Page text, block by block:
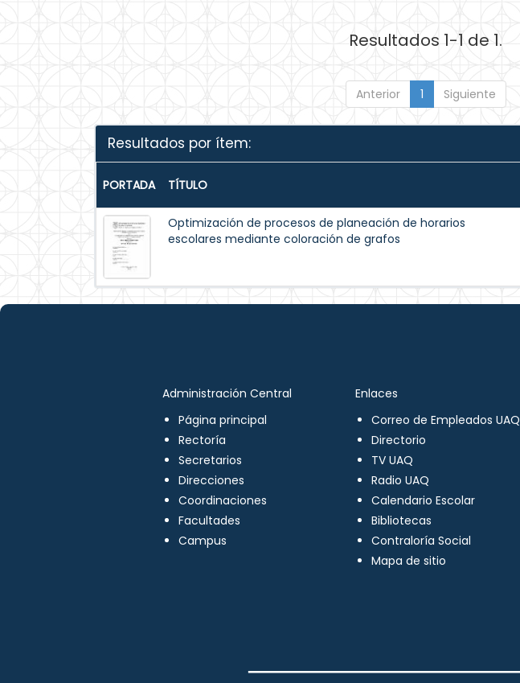
Resultados 1-1 de 1.
Anterior 1 Siguiente
Resultados por ítem:
PORTADA TÍTULO
Optimización de procesos de planeación de horarios
escolares mediante coloración de grafos
Administración Central
Página principal
Rectoría
Secretarios
Direcciones
Coordinaciones
Facultades
Campus
Enlaces
Correo de Empleados UAQ
Directorio
TV UAQ
Radio UAQ
Calendario Escolar
Bibliotecas
Contraloría Social
Mapa de sitio